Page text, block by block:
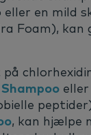
en mild
Foam), kan
, kan hjælpe